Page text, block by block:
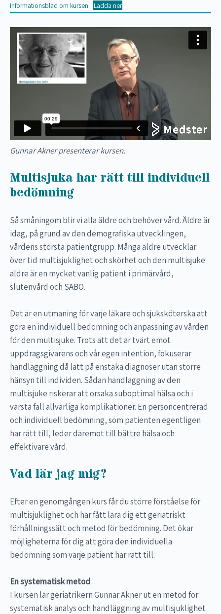
Informationsblad om kursen Ladda ner
Gunnar Akner presenterar kursen.
Multisjuka har rätt till individuell
bedömning
Så småningom blir vi alla äldre och behöver vård. Äldre är
idag, på grund av den demografiska utvecklingen,
vårdens största patientgrupp. Många äldre utvecklar
över tid multisjuklighet och skörhet och den multisjuke
äldre är en mycket vanlig patient i primärvård,
slutenvård och SÄBO.
Det är en utmaning för varje läkare och sjuksköterska att
göra en individuell bedömning och anpassning av vården
för den multisjuke. Trots att det är tvärt emot
uppdragsgivarens och vår egen intention, fokuserar
handläggning då lätt på enstaka diagnoser utan större
hänsyn till individen. Sådan handläggning av den
multisjuke riskerar att orsaka suboptimal hälsa och i
värsta fall allvarliga komplikationer. En personcentrerad
och individuell bedömning, som patienten egentligen
har rätt till, leder däremot till bättre hälsa och
effektivare vård.
Vad lär jag mig?
Efter en genomgången kurs får du större förståelse för
multisjuklighet och har fått lära dig ett geriatriskt
förhållningssätt och metod för bedömning. Det ökar
möjligheterna för dig att göra den individuella
bedömning som varje patient har rätt till.
En systematisk metod
I kursen lär geriatrikern Gunnar Akner ut en metod för
systematisk analys och handläggning av multisjuklighet